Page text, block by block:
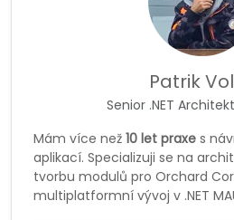
Patrik
Senior .NET
Mám více než 10 let praxe s
aplikací. Specializuji se na
tvorbu modulů pro Orchard
multiplatformní vývoj v .NET